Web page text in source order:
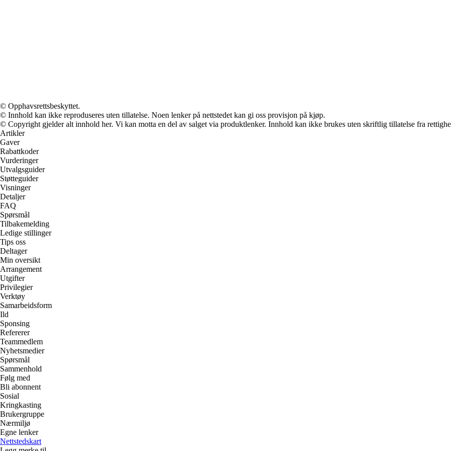
© Opphavsrettsbeskyttet.
© Innhold kan ikke reproduseres uten tillatelse. Noen lenker på nettstedet kan gi oss provisjon på kjøp.
© Copyright gjelder alt innhold her. Vi kan motta en del av salget via produktlenker. Innhold kan ikke brukes uten skriftlig tillatelse fra
Artikler
Gaver
Rabattkoder
Vurderinger
Utvalgsguider
Støtteguider
Visninger
Detaljer
FAQ
Spørsmål
Tilbakemelding
Ledige stillinger
Tips oss
Deltager
Min oversikt
Arrangement
Utgifter
Privilegier
Verktøy
Samarbeidsform
Ild
Sponsing
Refererer
Teammedlem
Nyhetsmedier
Spørsmål
Sammenhold
Følg med
Bli abonnent
Sosial
Kringkasting
Brukergruppe
Nærmiljø
Egne lenker
Nettstedskart